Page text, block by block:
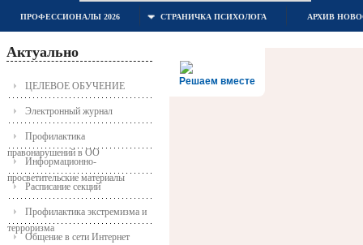
ПРОФЕССИОНАЛЫ 2026 СТРАНИЧКА ПСИХОЛОГА АРХИВ
Актуально
ЦЕЛЕВОЕ ОБУЧЕНИЕ
Электронный журнал
Профилактика
правонарушений в ОО
Информационно-
просветительские материалы
Расписание секций
Профилактика экстремизма и
терроризма
Общение в сети Интернет
Решаем вместе